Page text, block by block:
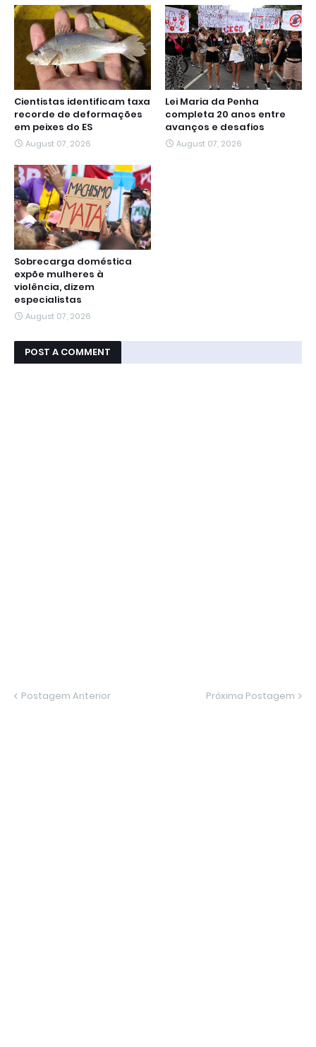
Cientistas identificam taxa
recorde de deformações
em peixes do ES
August 07, 2026
Lei Maria da Penha
completa 20 anos entre
avanços e desafios
August 07, 2026
Sobrecarga doméstica
expõe mulheres à
violência, dizem
especialistas
August 07, 2026
POST A COMMENT
Postagem Anterior Próxima Postagem